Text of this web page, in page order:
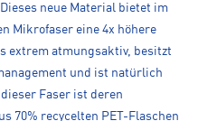
neue Material bietet im
Mikrofaser eine 4x höhere
extrem atmungsaktiv, besitzt
und ist natürlich
Faser ist deren
70% recycelten PET-Flaschen